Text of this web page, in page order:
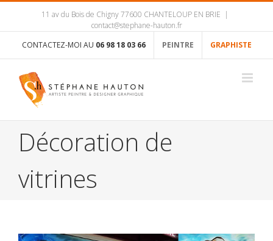
11 av du Bois de Chigny 77600 CHANTELOUP EN BRIE |
contact@stephane-hauton.fr
CONTACTEZ-MOI AU 06 98 18 03 66 PEINTRE GRAPHISTE
Décoration de
vitrines